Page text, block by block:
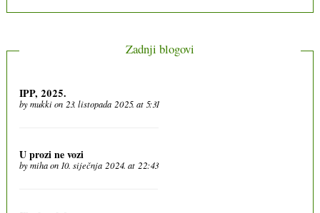
Zadnji blogovi
IPP, 2025.
bymukkion 23. listopada 2025. at 5:31
U prozi ne vozi
bymihaon 10. siječnja 2024. at 22:43